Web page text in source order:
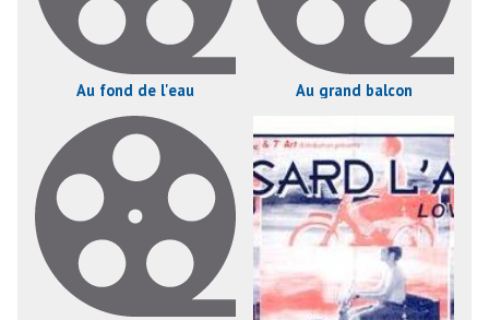
Au fond de l'eau Au grand balcon